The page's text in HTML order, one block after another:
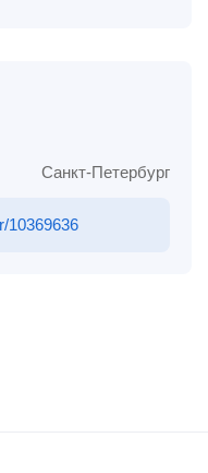
Санкт-Петербург
10369636